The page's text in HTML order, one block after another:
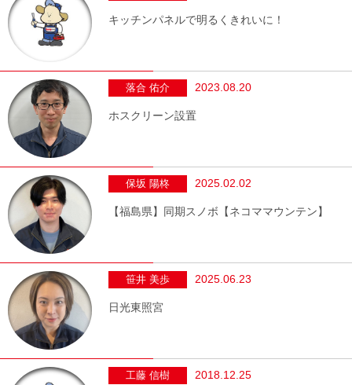
キッチンパネルで明るくきれいに！
落合 佑介 2023.08.20
ホスクリーン設置
保坂 陽柊 2025.02.02
【福島県】同期スノボ【ネコママウンテン】
笹井 美歩 2025.06.23
日光東照宮
工藤 信樹 2018.12.25